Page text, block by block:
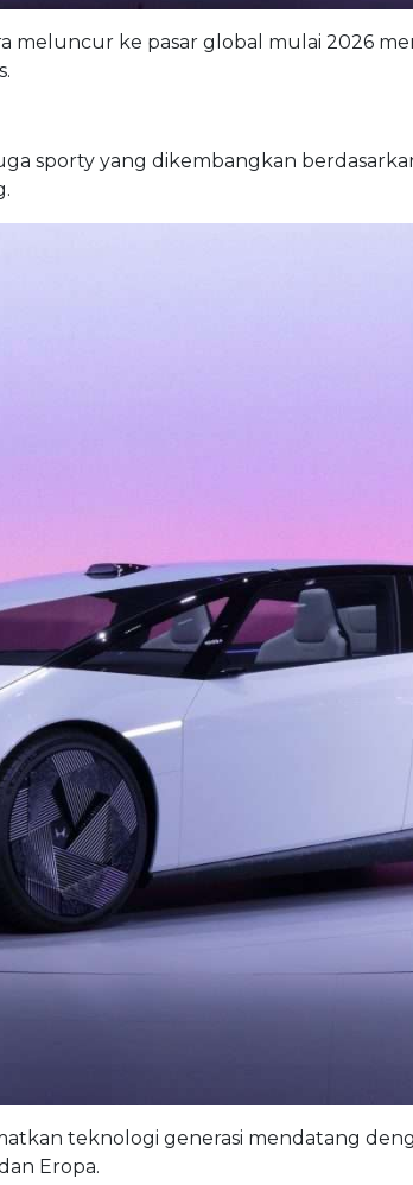
meluncur ke pasar global mulai 2026
sporty yang dikembangkan
teknologi generasi mendatang
Eropa.